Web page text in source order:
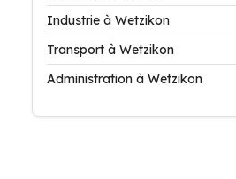
Industrie à Wetzikon
Transport à Wetzikon
Administration à Wetzikon